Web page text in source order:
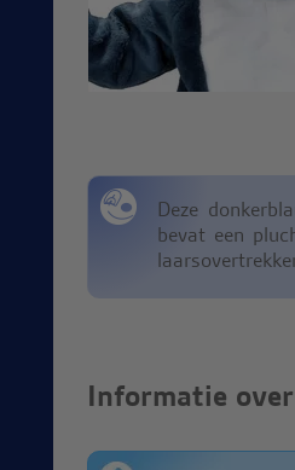
Deze
bevat een
Informatie